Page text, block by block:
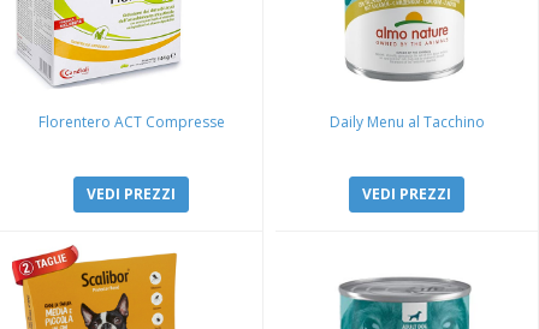
Florentero ACT Compresse
VEDI PREZZI
Daily Menu al Tacchino
VEDI PREZZI